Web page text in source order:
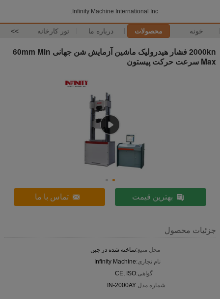
Infinity Machine International Inc.
خونه محصولات درباره ما تور کارخانه >>
2000kn فشار هیدرولیک ماشین آزمایش شن جهانی 60mm Min
Max سرعت حرکت پیستون
بهترین قیمت تماس با ما
جزئیات محصول
محل منبع:ساخته شده در چین
نام تجاری:Infinity Machine
گواهی:CE, ISO
شماره مدل:IN-2000AY